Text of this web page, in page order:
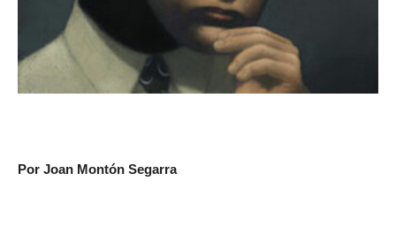
Por Joan Montón Segarra